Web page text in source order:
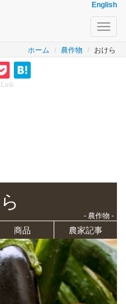
English
ホーム 農作物 おけら
Link
- 農作物 -
商品 農家記事